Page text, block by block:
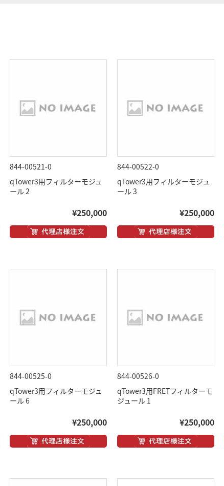
844-00521-0
qTower3用フィルターモジュ
ール 2
¥250,000
844-00522-0
qTower3用フィルターモジュ
ール 3
¥250,000
844-00525-0
qTower3用フィルターモジュ
ール 6
¥250,000
844-00526-0
qTower3用FRETフィルターモ
ジュール 1
¥250,000